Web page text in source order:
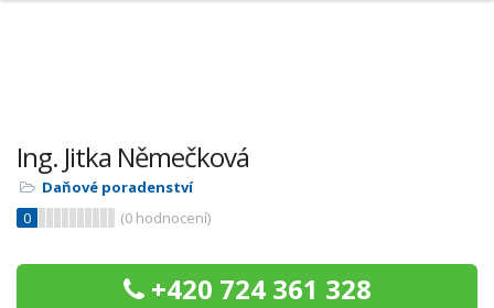
Ing. Jitka Němečková
Daňové poradenství
0
(0 hodnocení)
+420 724 361 328